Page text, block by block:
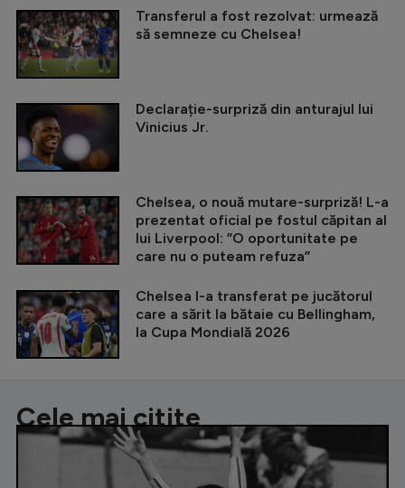
Transferul a fost rezolvat: urmează
să semneze cu Chelsea!
Declarație-surpriză din anturajul lui
Vinicius Jr.
Chelsea, o nouă mutare-surpriză! L-a
prezentat oficial pe fostul căpitan al
lui Liverpool: ”O oportunitate pe
care nu o puteam refuza”
Chelsea l-a transferat pe jucătorul
care a sărit la bătaie cu Bellingham,
la Cupa Mondială 2026
Cele mai citite